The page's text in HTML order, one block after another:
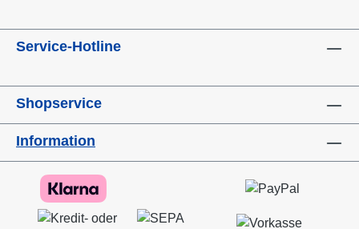
Service-Hotline
Shopservice
Information